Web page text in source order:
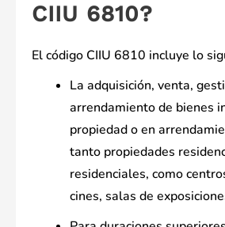
CIIU 6810?
El código CIIU 6810 incluye lo
La adquisición, venta,
arrendamiento de bienes
propiedad o en
tanto propiedades
residenciales, como
cines, salas de